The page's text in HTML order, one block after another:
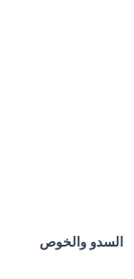
السدو والخوص